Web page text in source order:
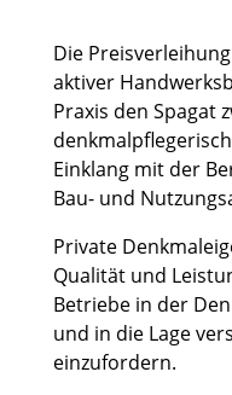
Die
aktiver
Praxis den Spagat
Einklang mit der
Bau- und
Private
Qualität und
Betriebe in der
und in die Lage
einzufordern.